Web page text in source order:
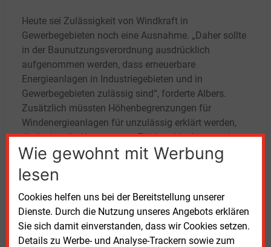
Wie gewohnt mit Werbung
lesen
Cookies helfen uns bei der Bereitstellung unserer
Dienste. Durch die Nutzung unseres Angebots erklären
Sie sich damit einverstanden, dass wir Cookies setzen.
Details zu Werbe- und Analyse-Trackern sowie zum
Heute sei Zulässigkeit von Windkraft in
Gewerbegebieten noch eine Ausnahme. „Daher sollte
in der Baunutzungsverordnung ausdrücklich
aufgenommen werden, dass erneuerbare
Energieanlagen in Industriegebieten und in
Gewerbegebieten zulässig sind“, forderte Albers.
Zusätzlich müssten Höhenbegrenzungen für
Windenergieanlagen für unzulässig erklärt werden,
die bisher die Nutzung von Flächen blockieren oder
wesentlich beschränken. „Eine flankierende
Klarstellung im Baugesetzbuch kann sicherstellen,
dass Gewerbe- und auch sonstige Sonderflächen für
Windenergieanlagen nutzbar werden“, so der BWE-
Präsident.
DieBWE-Empfehlungen zur Windkraft im